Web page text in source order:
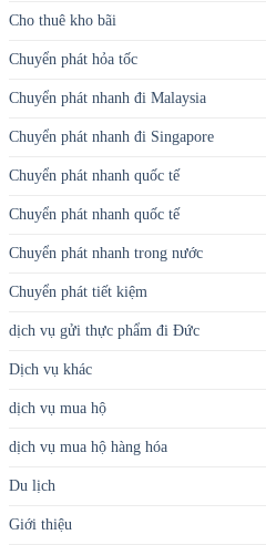
Cho thuê kho bãi
Chuyển phát hỏa tốc
Chuyển phát nhanh đi Malaysia
Chuyển phát nhanh đi Singapore
Chuyển phát nhanh quốc tế
Chuyển phát nhanh quốc tế
Chuyển phát nhanh trong nước
Chuyển phát tiết kiệm
dịch vụ gửi thực phẩm đi Đức
Dịch vụ khác
dịch vụ mua hộ
dịch vụ mua hộ hàng hóa
Du lịch
Giới thiệu